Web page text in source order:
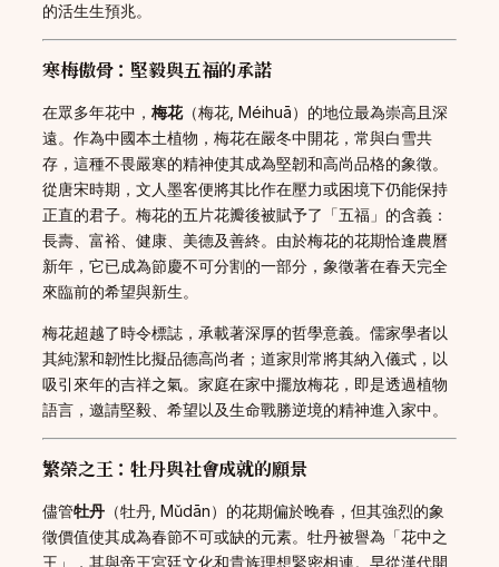
的活生生預兆。
寒梅傲骨：堅毅與五福的承諾
在眾多年花中， 梅花（梅花, Méihuā）的地位最為崇高且深
遠。作為中國本土植物，梅花在嚴冬中開花，常與白雪共
存，這種不畏嚴寒的精神使其成為堅韌和高尚品格的象徵。
從唐宋時期，文人墨客便將其比作在壓力或困境下仍能保持
正直的君子。梅花的五片花瓣後被賦予了「五福」的含義：
長壽、富裕、健康、美德及善終。由於梅花的花期恰逢農曆
新年，它已成為節慶不可分割的一部分，象徵著在春天完全
來臨前的希望與新生。
梅花超越了時令標誌，承載著深厚的哲學意義。儒家學者以
其純潔和韌性比擬品德高尚者；道家則常將其納入儀式，以
吸引來年的吉祥之氣。家庭在家中擺放梅花，即是透過植物
語言，邀請堅毅、希望以及生命戰勝逆境的精神進入家中。
繁榮之王：牡丹與社會成就的願景
儘管牡丹 （牡丹, Mǔdān）的花期偏於晚春，但其強烈的象
徵價值使其成為春節不可或缺的元素。牡丹被譽為「花中之
王」，其與帝王宮廷文化和貴族理想緊密相連。早從漢代開